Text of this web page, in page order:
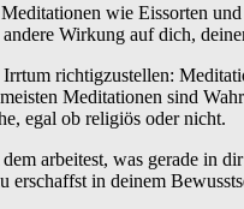
wie Eissorten
Wirkung auf dich,
richtigzustellen:
Meditationen sind
egal ob religiös oder nicht.
arbeitest, was gerade in
erschaffst in deinem